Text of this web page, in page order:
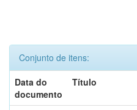
Conjunto de itens:
Data do
documento
Título